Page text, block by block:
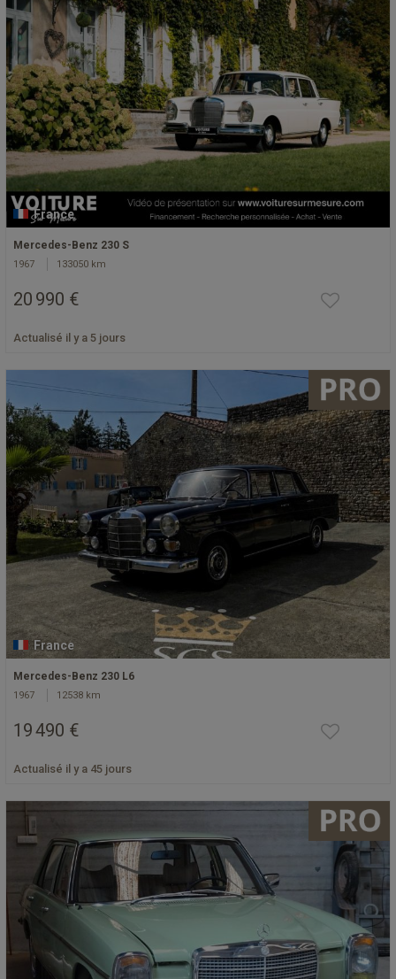
France
Mercedes-Benz 230 S
1967 133050 km
20 990 €
Actualisé il y a 5 jours
France
Mercedes-Benz 230 L6
1967 12538 km
19 490 €
Actualisé il y a 45 jours